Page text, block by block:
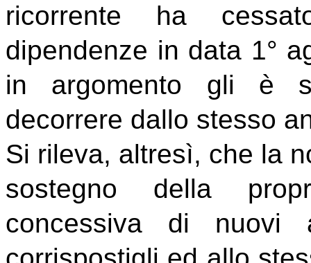
ricorrente ha
dipendenze in data 1°
in argomento gli è
decorrere dallo stesso
Si rileva, altresì, che la
sostegno della
concessiva di